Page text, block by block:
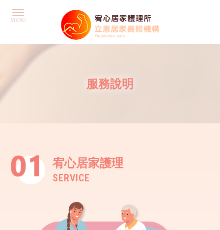
服務說明
宥心居家護理
SERVICE